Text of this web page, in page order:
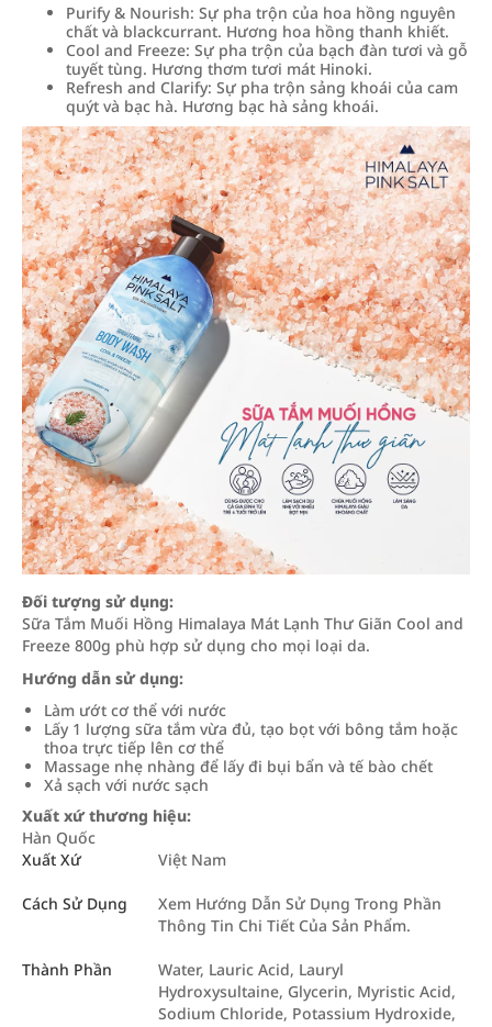
Purify & Nourish: Sự pha trộn của hoa hồng nguyên
chất và blackcurrant. Hương hoa hồng thanh khiết.
Cool and Freeze: Sự pha trộn của bạch đàn tươi và gỗ
tuyết tùng. Hương thơm tươi mát Hinoki.
Refresh and Clarify: Sự pha trộn sảng khoái của cam
quýt và bạc hà. Hương bạc hà sảng khoái.
Đối tượng sử dụng:
Sữa Tắm Muối Hồng Himalaya Mát Lạnh Thư Giãn Cool and
Freeze 800g phù hợp sử dụng cho mọi loại da.
Hướng dẫn sử dụng:
Làm ướt cơ thể với nước
Lấy 1 lượng sữa tắm vừa đủ, tạo bọt với bông tắm hoặc
thoa trực tiếp lên cơ thể
Massage nhẹ nhàng để lấy đi bụi bẩn và tế bào chết
Xả sạch với nước sạch
Xuất xứ thương hiệu:
Hàn Quốc
Xuất Xứ
Việt Nam
Cách Sử Dụng
Xem Hướng Dẫn Sử Dụng Trong Phần
Thông Tin Chi Tiết Của Sản Phẩm.
Thành Phần
Water, Lauric Acid, Lauryl
Hydroxysultaine, Glycerin, Myristic Acid,
Sodium Chloride, Potassium Hydroxide,